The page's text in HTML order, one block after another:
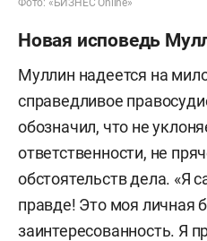
Новая исповедь
Муллин надеется на
справедливое
обозначил, что не
ответственности, не
обстоятельств дела. «Я
правде! Это моя личная
заинтересованность. Я